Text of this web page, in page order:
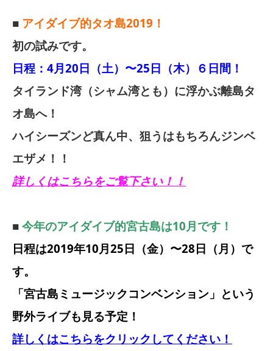
■ アイダイブ的タオ島2019！
初の試みです。
日程：4月20日（土）〜25日（木）６日間！
タイランド湾（シャム湾とも）に浮かぶ離島タ
オ島へ！
ハイシーズンど真ん中、狙うはもちろんジンベ
エザメ！！
詳しくはこちらをご覧下さい！！
■ 今年のアイダイブ的宮古島は10月です！
日程は2019年10月25日（金）〜28日（月）で
す。
「宮古島ミュージックコンベンション」という
野外ライブも見る予定！
詳しくはこちらをクリックしてください！